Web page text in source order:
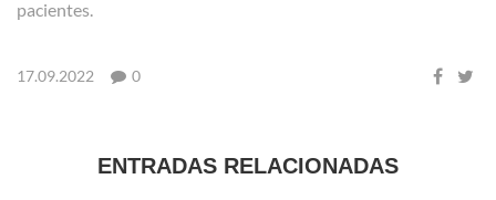
pacientes.
17.09.2022 0
ENTRADAS RELACIONADAS